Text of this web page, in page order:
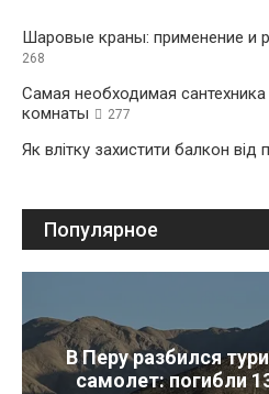
Шаровые краны: применение и
268
Самая необходимая
комнаты
277
Як влітку захистити балкон від
Популярное
В Перу разбился
самолет: погибли